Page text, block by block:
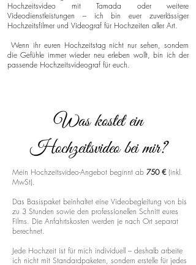
Hochzeitsvideo mit Tamada oder weitere
Videodienstleistungen – ich bin euer zuverlässiger
Hochzeitsfilmer und Videograf für Hochzeiten aller Art.
Wenn ihr euren Hochzeitstag nicht nur sehen, sondern
die Gefühle immer wieder neu erleben wollt, bin ich der
passende Hochzeitsvideograf für euch.
Was kostet ein
Hochzeitsvideo bei mir?
Mein Hochzeitsvideo-Angebot beginnt ab 750 € (inkl.
MwSt).
Das Basispaket beinhaltet eine Videobegleitung von bis
zu 3 Stunden sowie den professionellen Schnitt eures
Films. Die Anfahrtskosten werden je nach Ort separat
berechnet.
Jede Hochzeit ist für mich individuell – deshalb arbeite
ich nicht mit Standardpaketen, sondern erstelle für jedes